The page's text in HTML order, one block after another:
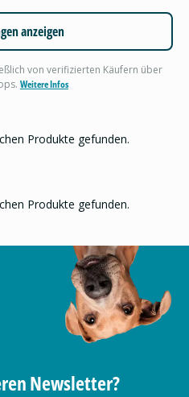
anzeigen
von verifizierten Käufern über
Weitere Infos
Produkte gefunden.
Produkte gefunden.
Newsletter?